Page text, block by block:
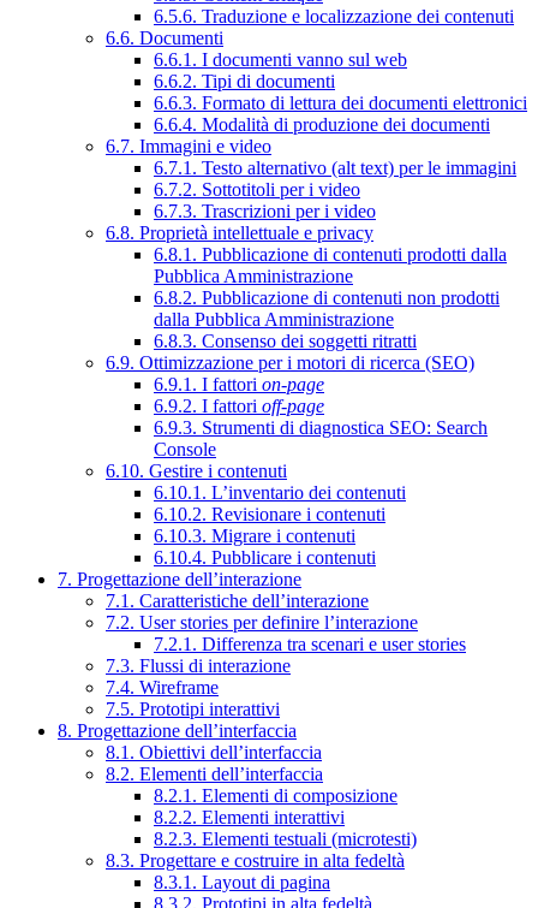
6.5.6. Traduzione e localizzazione dei contenuti
6.6. Documenti
6.6.1. I documenti vanno sul web
6.6.2. Tipi di documenti
6.6.3. Formato di lettura dei documenti elettronici
6.6.4. Modalità di produzione dei documenti
6.7. Immagini e video
6.7.1. Testo alternativo (alt text) per le immagini
6.7.2. Sottotitoli per i video
6.7.3. Trascrizioni per i video
6.8. Proprietà intellettuale e privacy
6.8.1. Pubblicazione di contenuti prodotti dalla
Pubblica Amministrazione
6.8.2. Pubblicazione di contenuti non prodotti
dalla Pubblica Amministrazione
6.8.3. Consenso dei soggetti ritratti
6.9. Ottimizzazione per i motori di ricerca (SEO)
6.9.1. I fattori on-page
6.9.2. I fattori off-page
6.9.3. Strumenti di diagnostica SEO: Search
Console
6.10. Gestire i contenuti
6.10.1. L’inventario dei contenuti
6.10.2. Revisionare i contenuti
6.10.3. Migrare i contenuti
6.10.4. Pubblicare i contenuti
7. Progettazione dell’interazione
7.1. Caratteristiche dell’interazione
7.2. User stories per definire l’interazione
7.2.1. Differenza tra scenari e user stories
7.3. Flussi di interazione
7.4. Wireframe
7.5. Prototipi interattivi
8. Progettazione dell’interfaccia
8.1. Obiettivi dell’interfaccia
8.2. Elementi dell’interfaccia
8.2.1. Elementi di composizione
8.2.2. Elementi interattivi
8.2.3. Elementi testuali (microtesti)
8.3. Progettare e costruire in alta fedeltà
8.3.1. Layout di pagina
8.3.2. Prototipi in alta fedeltà